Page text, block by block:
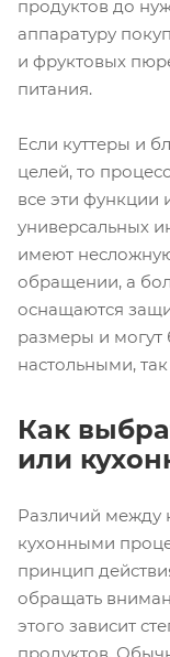
продуктов до
аппаратуру
и фруктовых
питания.
Если куттеры и
целей, то
все эти функции
универсальных
имеют
обращении, а
оснащаются
размеры и могут
настольными,
Как
или
Различий между
кухонными
принцип
обращать
этого зависит